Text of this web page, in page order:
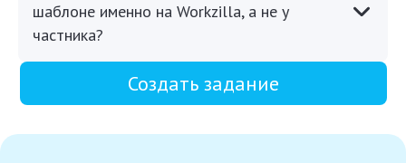
шаблоне именно на Workzilla, а не у
частника?
Создать задание